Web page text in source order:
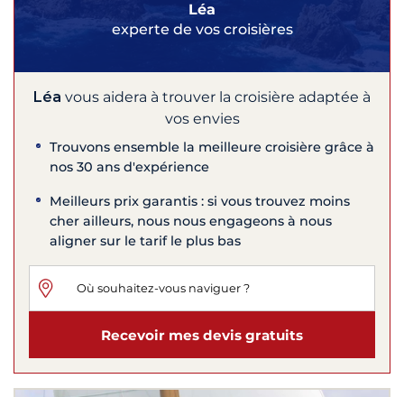
Léa
experte de vos croisières
Léa vous aidera à trouver la croisière adaptée à
vos envies
Trouvons ensemble la meilleure croisière grâce à
nos 30 ans d'expérience
Meilleurs prix garantis : si vous trouvez moins
cher ailleurs, nous nous engageons à nous
aligner sur le tarif le plus bas
Recevoir mes devis gratuits